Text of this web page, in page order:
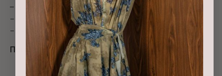
– Διαθέτει δύο πλάγιες τσέπες
– Κανονική εφαρμογή με φαρδιά μπατζάκια
– Σχεδιασμένο και κατασκευασμένο στην Ελλάδα
Ποιότητα:95% πολυεστέρας & 5% ελαστάνη